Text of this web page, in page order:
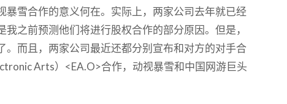
暴雪合作的意义何在。实际上，两家公司去年就已经
之前预测他们将进行股权合作的部分原因。但是，
。而且，两家公司最近还都分别宣布和对方的对手合
Arts）<EA.O>合作，动视暴雪和中国网游巨头